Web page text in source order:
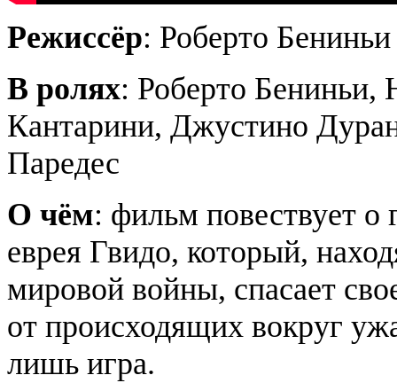
Режиссёр: Роберто Бениньи
В ролях: Роберто Бениньи,
Кантарини, Джустино
Паредес
О чём: фильм повествует о
еврея Гвидо, который,
мировой войны, спасает
от происходящих вокруг
лишь игра.